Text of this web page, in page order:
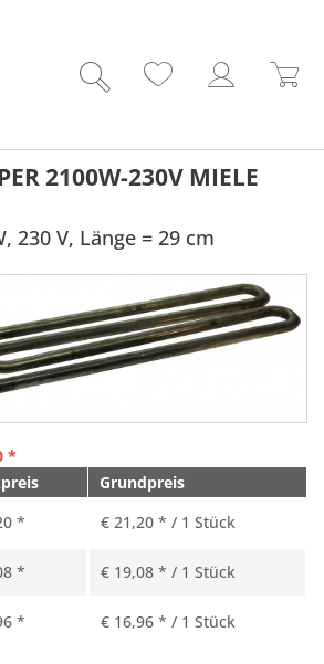
2100W-230V MIELE
230 V, Länge = 29 cm
*
Grundpreis
* € 21,20 * / 1 Stück
* € 19,08 * / 1 Stück
* € 16,96 * / 1 Stück